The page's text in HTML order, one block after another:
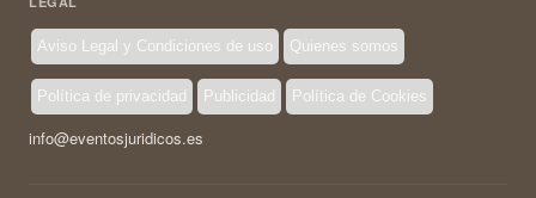
Aviso Legal y Condiciones de uso Quienes somos
Política de privacidad Publicidad Política de Cookies
info@eventosjuridicos.es